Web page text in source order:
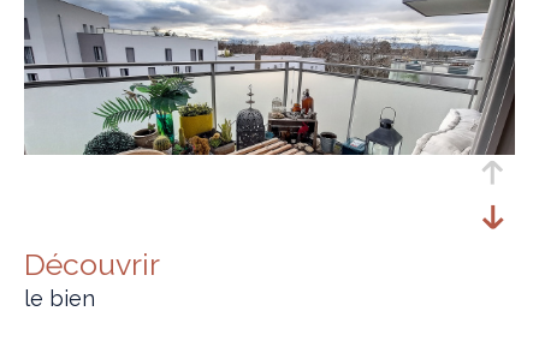
découvrir
le bien